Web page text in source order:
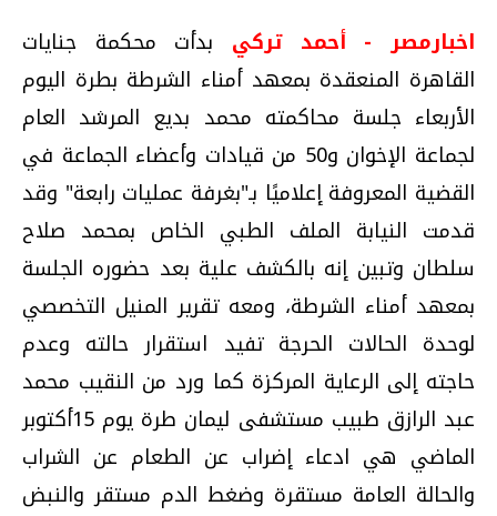
اخبارمصر - أحمد تركي بدأت محكمة جنايات
القاهرة المنعقدة بمعهد أمناء الشرطة بطرة اليوم
الأربعاء جلسة محاكمته محمد بديع المرشد العام
لجماعة الإخوان و50 من قيادات وأعضاء الجماعة في
القضية المعروفة إعلاميًا بـ"بغرفة عمليات رابعة" وقد
قدمت النيابة الملف الطبي الخاص بمحمد صلاح
سلطان وتبين إنه بالكشف علية بعد حضوره الجلسة
بمعهد أمناء الشرطة، ومعه تقرير المنيل التخصصي
لوحدة الحالات الحرجة تفيد استقرار حالته وعدم
حاجته إلى الرعاية المركزة كما ورد من النقيب محمد
عبد الرازق طبيب مستشفى ليمان طرة يوم 15أكتوبر
الماضي هي ادعاء إضراب عن الطعام عن الشراب
والحالة العامة مستقرة وضغط الدم مستقر والنبض